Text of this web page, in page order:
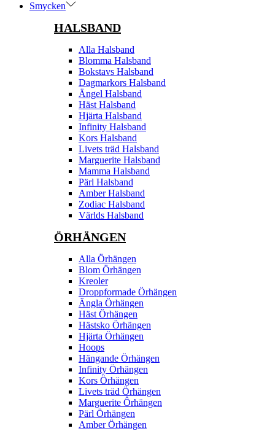
Smycken
HALSBAND
Alla Halsband
Blomma Halsband
Bokstavs Halsband
Dagmarkors Halsband
Ängel Halsband
Häst Halsband
Hjärta Halsband
Infinity Halsband
Kors Halsband
Livets träd Halsband
Marguerite Halsband
Mamma Halsband
Pärl Halsband
Amber Halsband
Zodiac Halsband
Världs Halsband
ÖRHÄNGEN
Alla Örhängen
Blom Örhängen
Kreoler
Droppformade Örhängen
Ängla Örhängen
Häst Örhängen
Hästsko Örhängen
Hjärta Örhängen
Hoops
Hängande Örhängen
Infinity Örhängen
Kors Örhängen
Livets träd Örhängen
Marguerite Ôrhängen
Pärl Örhängen
Amber Örhängen